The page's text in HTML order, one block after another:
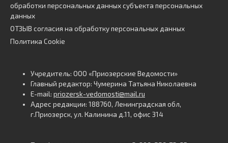
обработки персональных данных субъекта персональных
данных
ОТЗЫВ согласия на обработку персональных данных
Политика Cookie
Учредитель: ООО «Приозерские Ведомости»
Главный редактор: Чумерина Татьяна Николаевна
E-mail: priozersk-vedomosti@mail.ru
Адрес редакции: 188760, Ленинградская обл,
г.Приозерск, ул. Калинина д.11, офис 314